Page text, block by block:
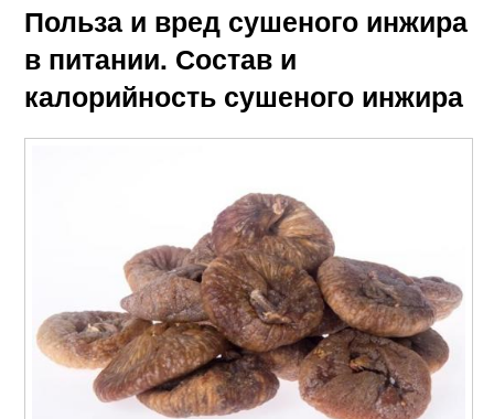
Польза и вред сушеного инжира
в питании. Состав и
калорийность сушеного инжира